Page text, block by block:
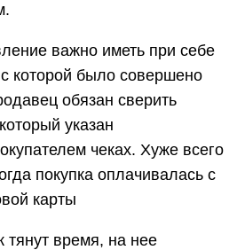
важно иметь при себе
которой было совершено
обязан сверить
указан
чеках. Хуже всего
покупка оплачивалась с
карты
тянут время, на нее